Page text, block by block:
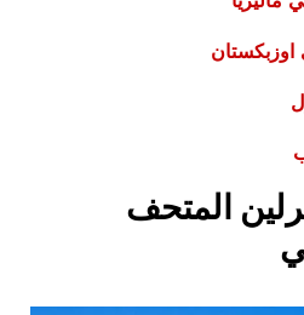
اوزبكستان
المتحف